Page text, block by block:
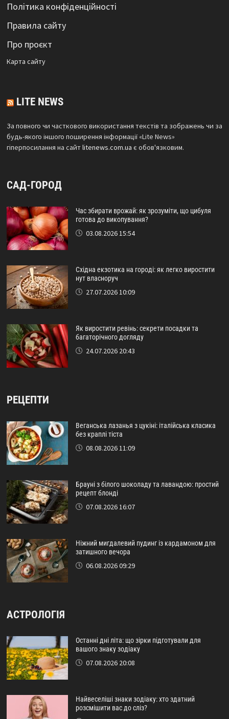
Політика конфіденційності
Правила сайту
Про проєкт
Карта сайтy
LITE NEWS
За повного чи часткового використання текстів та зображень чи за
будь-якого іншого поширення інформації «Lite News»
гіперпосилання на сайтlitenews.com.ua є обов'язковим.
САД-ГОРОД
Час збирати врожай: як зрозуміти, що цибуля
готова до викопування?
03.08.2026 15:54
Східна екзотика на городі: як легко виростити
нут власноруч
27.07.2026 10:09
Як виростити ревінь: секрети посадки та
багаторічного догляду
24.07.2026 20:43
РЕЦЕПТИ
Веганська лазанья з цукіні: італійська класика
без краплі тіста
08.08.2026 11:09
Брауні з білого шоколаду та лавандою: простий
рецепт блонді
07.08.2026 16:07
Ніжний мигдалевий пудинг із кардамоном для
затишного вечора
06.08.2026 09:29
АСТРОЛОГІЯ
Останні дні літа: що зірки підготували для
вашого знаку зодіаку
07.08.2026 20:08
Найвеселіші знаки зодіаку: хто здатний
розсмішити вас до сліз?